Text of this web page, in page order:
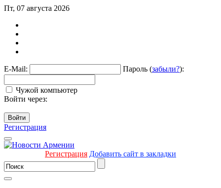
Пт, 07 августа 2026
E-Mail: Пароль (забыли?):
Чужой компьютер
Войти через:
Войти
Регистрация
Регистрация Добавить сайт в закладки